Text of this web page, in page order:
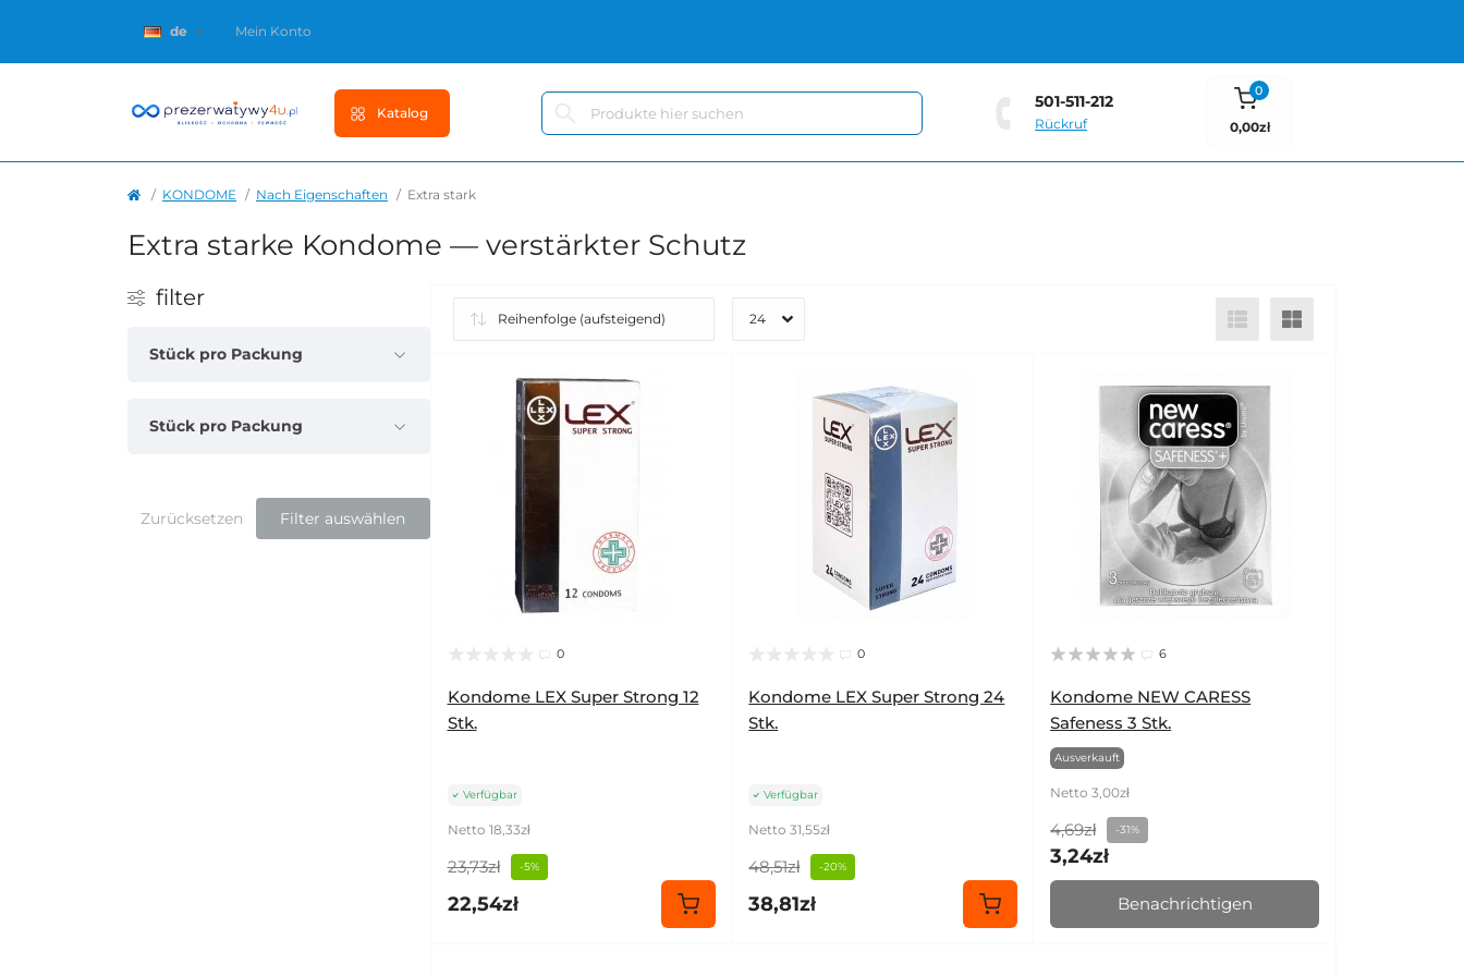
de Mein Konto
Katalog
501-511-212
Rückruf
0
0,00zł
KONDOME Nach Eigenschaften Extra stark
Extra starke Kondome — verstärkter Schutz
filter
Stück pro Packung
Stück pro Packung
Zurücksetzen Filter auswählen
0
Kondome LEX Super Strong 12
Stk.
Verfügbar
Netto 18,33zł
23,73zł -5%
22,54zł
0
Kondome LEX Super Strong 24
Stk.
Verfügbar
Netto 31,55zł
48,51zł -20%
38,81zł
6
Kondome NEW CARESS
Safeness 3 Stk.
Ausverkauft
Netto 3,00zł
4,69zł -31%
3,24zł
Benachrichtigen